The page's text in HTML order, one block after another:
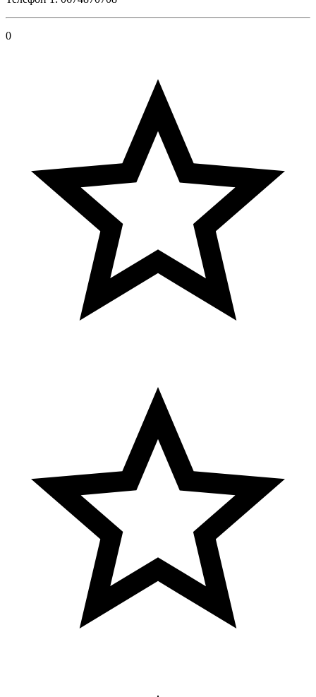
0